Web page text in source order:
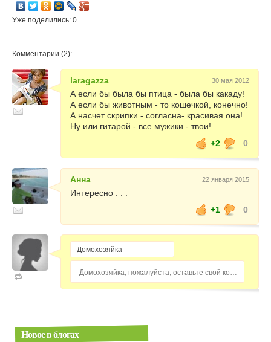
Уже поделились: 0
Комментарии (2):
laragazza 30 мая 2012
А если бы была бы птица - была бы какаду!
А если бы животным - то кошечкой, конечно!
А насчет скрипки - согласна- красивая она!
Ну или гитарой - все мужики - твои!
+2
0
Анна 22 января 2015
Интересно . . .
+1
0
Домохозяйка, пожалуйста, оставьте свой комментарий...
Новое в блогах